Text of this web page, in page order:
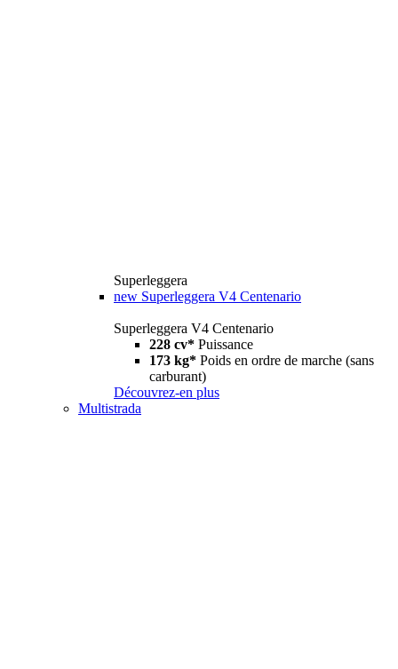
Superleggera
new Superleggera V4 Centenario
Superleggera V4 Centenario
228 cv* Puissance
173 kg* Poids en ordre de marche (sans
carburant)
Découvrez-en plus
Multistrada